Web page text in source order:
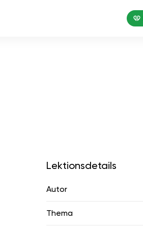
Lektionsdetails
Autor
Thema